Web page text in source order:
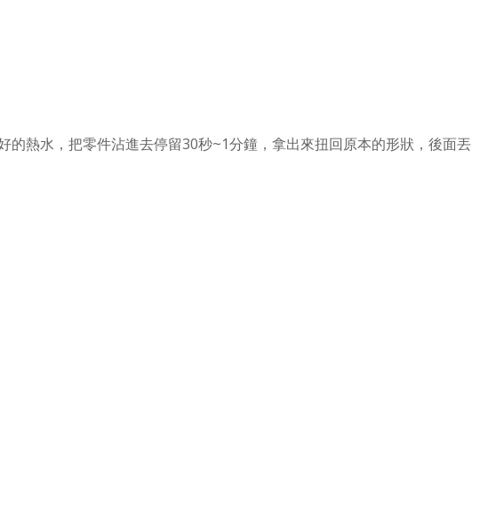
熱水，把零件沾進去停留30秒~1分鐘，拿出來扭回原本的形狀，後面丟